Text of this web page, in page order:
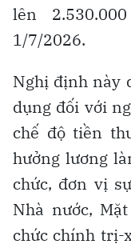
lên
1/7/2026.
Nghị định này
dụng đối với
chế độ tiền
hưởng lương
chức, đơn vị
Nhà nước,
chức chính trị-